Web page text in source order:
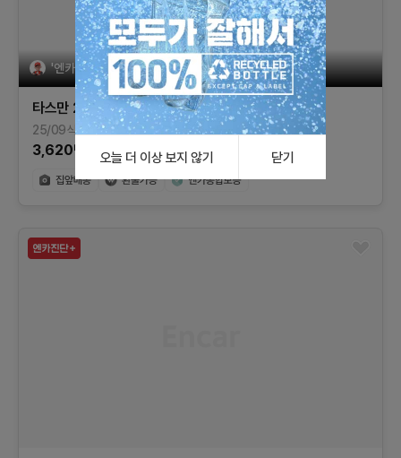
'엔카믿고'는 엔카가 '상담, 계약, 환불'을 제공합니다
타스만 2.5T 가솔린 4WD어드벤처
25/09식(26년형) 8,352 km 가솔린 전북
3,620만원 오늘 더 이상 보지 않기 닫기